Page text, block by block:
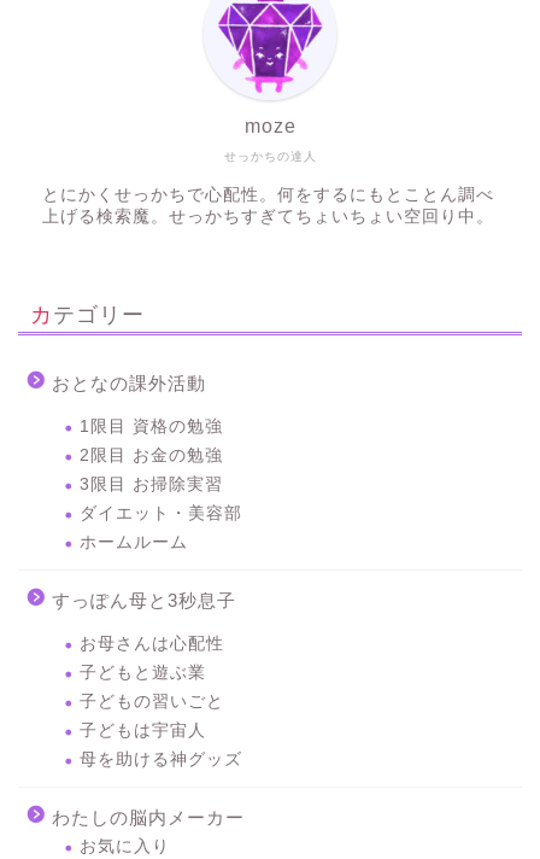
せっかちの達人
moze
とにかくせっかちで心配性。何をするにもとことん調べ
上げる検索魔。せっかちすぎてちょいちょい空回り中。
カテゴリー
おとなの課外活動
1限目 資格の勉強
2限目 お金の勉強
3限目 お掃除実習
ダイエット・美容部
ホームルーム
すっぽん母と3秒息子
お母さんは心配性
子どもと遊ぶ業
子どもの習いごと
子どもは宇宙人
母を助ける神グッズ
わたしの脳内メーカー
お気に入り